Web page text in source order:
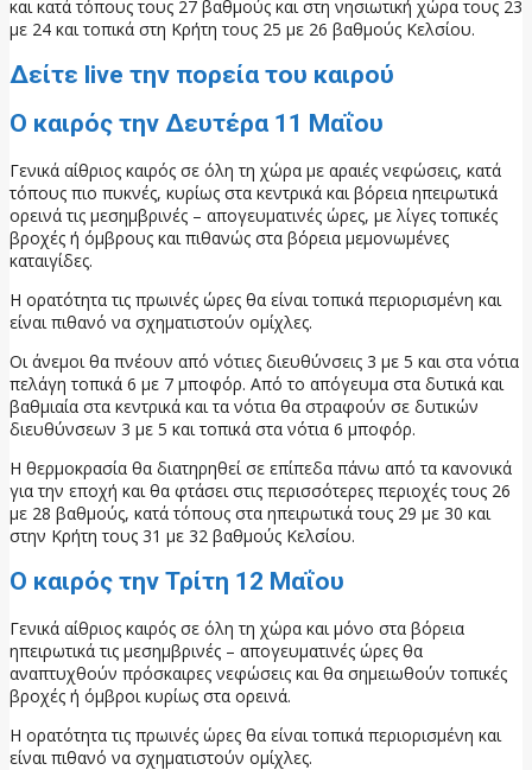
και κατά τόπους τους 27 βαθμούς και στη νησιωτική χώρα τους 23
με 24 και τοπικά στη Κρήτη τους 25 με 26 βαθμούς Κελσίου.
Δείτε live την πορεία του καιρού
Ο καιρός την Δευτέρα 11 Μαΐου
Γενικά αίθριος καιρός σε όλη τη χώρα με αραιές νεφώσεις, κατά
τόπους πιο πυκνές, κυρίως στα κεντρικά και βόρεια ηπειρωτικά
ορεινά τις μεσημβρινές – απογευματινές ώρες, με λίγες τοπικές
βροχές ή όμβρους και πιθανώς στα βόρεια μεμονωμένες
καταιγίδες.
Η ορατότητα τις πρωινές ώρες θα είναι τοπικά περιορισμένη και
είναι πιθανό να σχηματιστούν ομίχλες.
Οι άνεμοι θα πνέουν από νότιες διευθύνσεις 3 με 5 και στα νότια
πελάγη τοπικά 6 με 7 μποφόρ. Από το απόγευμα στα δυτικά και
βαθμιαία στα κεντρικά και τα νότια θα στραφούν σε δυτικών
διευθύνσεων 3 με 5 και τοπικά στα νότια 6 μποφόρ.
Η θερμοκρασία θα διατηρηθεί σε επίπεδα πάνω από τα κανονικά
για την εποχή και θα φτάσει στις περισσότερες περιοχές τους 26
με 28 βαθμούς, κατά τόπους στα ηπειρωτικά τους 29 με 30 και
στην Κρήτη τους 31 με 32 βαθμούς Κελσίου.
Ο καιρός την Τρίτη 12 Μαΐου
Γενικά αίθριος καιρός σε όλη τη χώρα και μόνο στα βόρεια
ηπειρωτικά τις μεσημβρινές – απογευματινές ώρες θα
αναπτυχθούν πρόσκαιρες νεφώσεις και θα σημειωθούν τοπικές
βροχές ή όμβροι κυρίως στα ορεινά.
Η ορατότητα τις πρωινές ώρες θα είναι τοπικά περιορισμένη και
είναι πιθανό να σχηματιστούν ομίχλες.